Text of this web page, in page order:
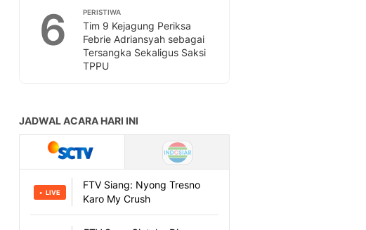
6 PERISTIWA
Tim 9 Kejagung Periksa
Febrie Adriansyah sebagai
Tersangka Sekaligus Saksi
TPPU